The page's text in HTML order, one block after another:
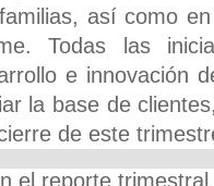
así como
Todas las
e innovación
la base de
de este
el reporte